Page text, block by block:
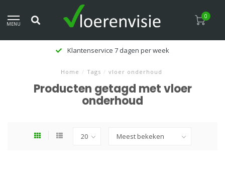
MENU
0
Klantenservice 7 dagen per week
Home / Tags / vloer onderhoud
Producten getagd met vloer
onderhoud